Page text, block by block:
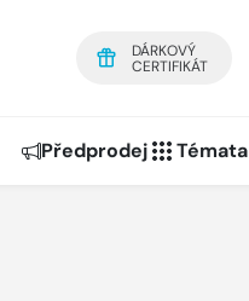
DÁRKOVÝ
CERTIFIKÁT
Předprodej Témata